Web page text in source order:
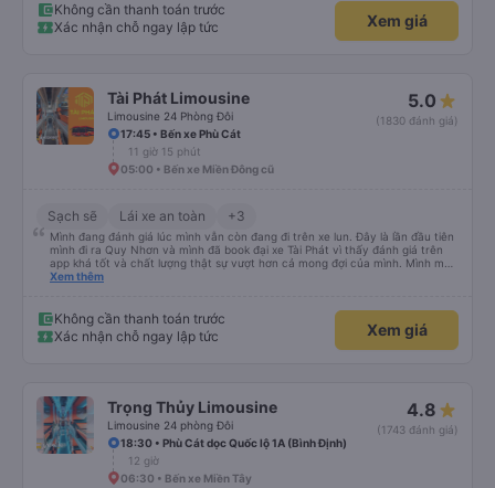
Không cần thanh toán trước
Xác nhận chỗ ngay lập tức
Xem giá
Tài Phát Limousine
Limousine 24 Phòng Đôi
5.0
(1830 đánh giá)
17:45 • Bến xe Phù Cát
11 giờ 15 phút
05:00 • Bến xe Miền Đông cũ
Sạch sẽ Lái xe an toàn +3
Mình đang đánh giá lúc mình vẫn còn đang đi trên xe lun. Đây là lần đầu tiên
mình đi ra Quy Nhơn và mình đã book đại xe Tài Phát vì thấy đánh giá trên
app khá tốt và chất lượng thật sự vượt hơn cả mong đợi của mình. Mình mua
giường đôi và vừa đủ cho 2 người. Nhân viên của nhà xe phải nói là siêu nhiệt
trung chuyển và lên xe lớn thì luôn hỗ trợ xách vali giùm tụi mình. Trên xe thì
có cả bánh và sữa miễn phí cho khách còn chuẩn bị cả thuốc say xe, dép,
mền, gối và đặc biệt là có gối ôm. Nchung là phải chấm nhà xe 10 sao mới
Xem thêm
Không cần thanh toán trước
Xác nhận chỗ ngay lập tức
Xem giá
Trọng Thủy Limousine
Limousine 24 phòng Đôi
4.8
(1743 đánh giá)
18:30 • Phù Cát dọc Quốc lộ 1A (Bình Định)
12 giờ
06:30 • Bến xe Miền Tây